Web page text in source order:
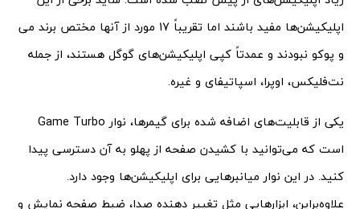
اپلیکیشن‌ها مفید باشند اما تقریباً 17 مورد از آنها مختص برند می
و پوکو نبودند و عمدتاً کپی اپلیکیشن‌های گوگل هستند، از جمله
نت‌فلیکس، اوپرا، اسپاتیفای و غیره.
یکی از قابلیت‌های اضافه شده برای گیمرها، نوار Game Turbo
است که می‌توانید با کشیدن صفحه از پهلو به آن دسترسی پیدا
کنید. در این نوار میانبرهایی برای اپلیکیشن‌ها وجود دارد.
علاوه‌براین، ابزارهایی مثل تغییر دهنده صدا، ضبط صفحه نمایش و